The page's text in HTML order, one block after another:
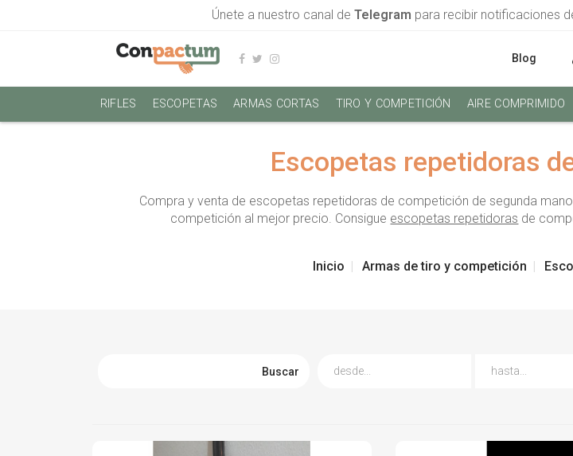
Únete a nuestro canal de Telegram para recibir notificaciones
Blog
RIFLES ESCOPETAS ARMAS CORTAS TIRO Y COMPETICIÓN AIRE COMPRIMIDO
Escopetas repetidoras
Compra y venta de escopetas repetidoras de competición de segunda
competición al mejor precio. Consigue escopetas repetidoras de
Inicio Armas de tiro y competición
Buscar